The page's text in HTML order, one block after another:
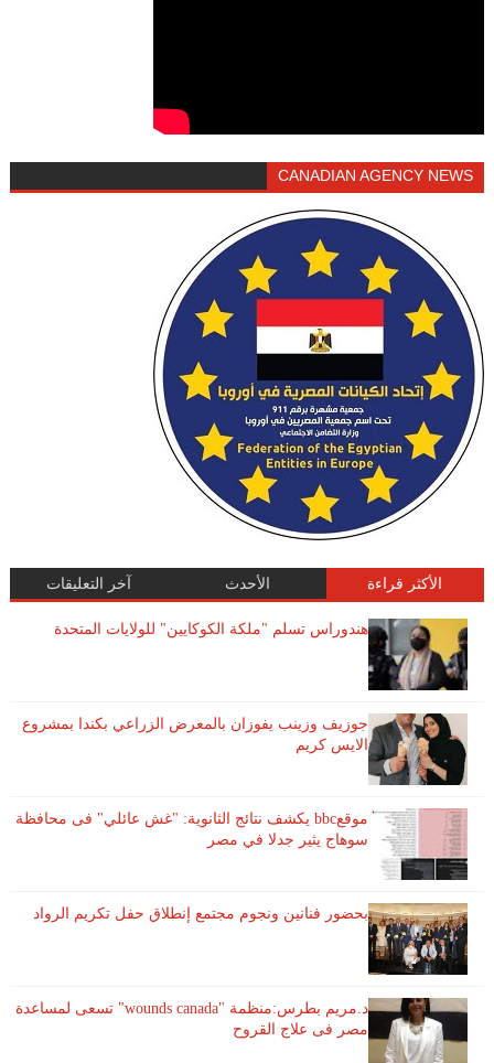
CANADIAN AGENCY NEWS
الأكثر قراءة الأحدث آخر التعليقات
هندوراس تسلم "ملكة الكوكايين" للولايات المتحدة
جوزيف وزينب يفوزان بالمعرض الزراعي بكندا بمشروع
الايس كريم
موقعbbc يكشف نتائج الثانوية: "غش عائلي" فى محافظة
سوهاج يثير جدلا في مصر
بحضور فنانين ونجوم مجتمع إنطلاق حفل تكريم الرواد
د.مريم بطرس:منظمة "wounds canada" تسعى لمساعدة
مصر فى علاج القروح